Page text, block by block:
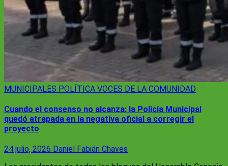
MUNICIPALES POLÍTICA VOCES DE LA COMUNIDAD
Cuando el consenso no alcanza: la Policía Municipal
quedó atrapada en la negativa oficial a corregir el
proyecto
24 julio, 2026 Daniel Fabián Chaves